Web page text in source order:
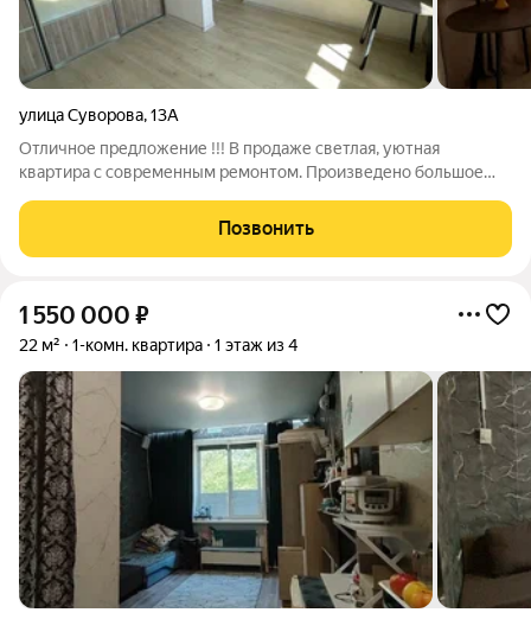
улица Суворова,13А
Отличное предложение !!! В продаже светлая, уютная
квартира с современным ремонтом. Произведено большое
Заменена электропроводка + Застеклённый, просторный
балкон + Натяжные потолки + Полы вскрывали +
Позвонить
1 550 000 ₽
22 м² 1-комн. квартира 1 этаж из 4